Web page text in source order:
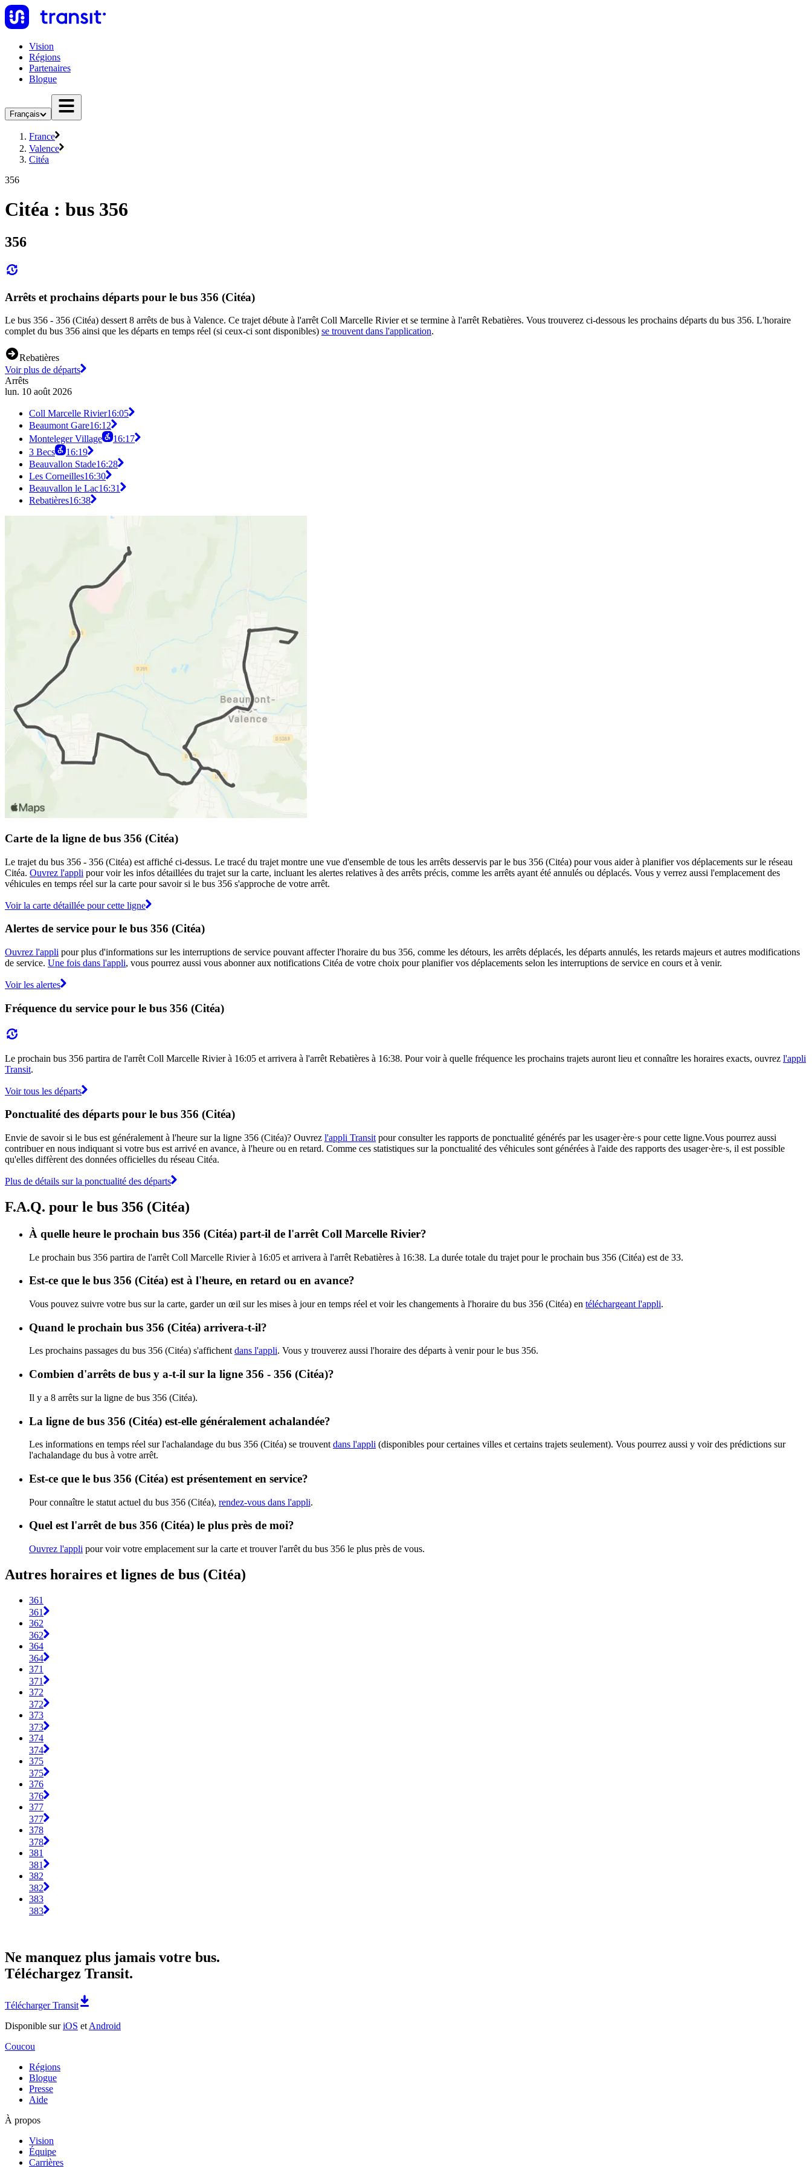
Vision
Régions
Partenaires
Blogue
Français
France
Valence
Citéa
356
Citéa : bus 356
356
Arrêts et prochains départs pour le bus 356 (Citéa)
Le bus 356 - 356 (Citéa) dessert 8 arrêts de bus à Valence. Ce trajet débute à l'arrêt Coll Marcelle Rivier et se termine à l'arrêt Rebatières. Vous trouverez ci-dessous les prochains départs du bus 356. L'horaire
complet du bus 356 ainsi que les départs en temps réel (si ceux-ci sont disponibles) se trouvent dans l'application.
Rebatières
Voir plus de départs
Arrêts
lun. 10 août 2026
Coll Marcelle Rivier16:05
Beaumont Gare16:12
Monteleger Village
16:17
3 Becs
16:19
Beauvallon Stade16:28
Les Corneilles16:30
Beauvallon le Lac16:31
Rebatières16:38
Carte de la ligne de bus 356 (Citéa)
Le trajet du bus 356 - 356 (Citéa) est affiché ci-dessus. Le tracé du trajet montre une vue d'ensemble de tous les arrêts desservis par le bus 356 (Citéa) pour vous aider à planifier vos déplacements sur le réseau
Citéa. Ouvrez l'appli pour voir les infos détaillées du trajet sur la carte, incluant les alertes relatives à des arrêts précis, comme les arrêts ayant été annulés ou déplacés. Vous y verrez aussi l'emplacement des
véhicules en temps réel sur la carte pour savoir si le bus 356 s'approche de votre arrêt.
Voir la carte détaillée pour cette ligne
Alertes de service pour le bus 356 (Citéa)
Ouvrez l'appli pour plus d'informations sur les interruptions de service pouvant affecter l'horaire du bus 356, comme les détours, les arrêts déplacés, les départs annulés, les retards majeurs et autres modifications
de service. Une fois dans l'appli, vous pourrez aussi vous abonner aux notifications Citéa de votre choix pour planifier vos déplacements selon les interruptions de service en cours et à venir.
Voir les alertes
Fréquence du service pour le bus 356 (Citéa)
Le prochain bus 356 partira de l'arrêt Coll Marcelle Rivier à 16:05 et arrivera à l'arrêt Rebatières à 16:38. Pour voir à quelle fréquence les prochains trajets auront lieu et connaître les horaires exacts, ouvrez l'appli
Transit.
Voir tous les départs
Ponctualité des départs pour le bus 356 (Citéa)
Envie de savoir si le bus est généralement à l'heure sur la ligne 356 (Citéa)? Ouvrez l'appli Transit pour consulter les rapports de ponctualité générés par les usager·ère·s pour cette ligne.Vous pourrez aussi
contribuer en nous indiquant si votre bus est arrivé en avance, à l'heure ou en retard. Comme ces statistiques sur la ponctualité des véhicules sont générées à l'aide des rapports des usager·ère·s, il est possible
qu'elles diffèrent des données officielles du réseau Citéa.
Plus de détails sur la ponctualité des départs
F.A.Q. pour le bus 356 (Citéa)
À quelle heure le prochain bus 356 (Citéa) part-il de l'arrêt Coll Marcelle Rivier?
Le prochain bus 356 partira de l'arrêt Coll Marcelle Rivier à 16:05 et arrivera à l'arrêt Rebatières à 16:38. La durée totale du trajet pour le prochain bus 356 (Citéa) est de 33.
Est-ce que le bus 356 (Citéa) est à l'heure, en retard ou en avance?
Vous pouvez suivre votre bus sur la carte, garder un œil sur les mises à jour en temps réel et voir les changements à l'horaire du bus 356 (Citéa) en téléchargeant l'appli.
Quand le prochain bus 356 (Citéa) arrivera-t-il?
Les prochains passages du bus 356 (Citéa) s'affichent dans l'appli. Vous y trouverez aussi l'horaire des départs à venir pour le bus 356.
Combien d'arrêts de bus y a-t-il sur la ligne 356 - 356 (Citéa)?
Il y a 8 arrêts sur la ligne de bus 356 (Citéa).
La ligne de bus 356 (Citéa) est-elle généralement achalandée?
Les informations en temps réel sur l'achalandage du bus 356 (Citéa) se trouvent dans l'appli (disponibles pour certaines villes et certains trajets seulement). Vous pourrez aussi y voir des prédictions sur
l'achalandage du bus à votre arrêt.
Est-ce que le bus 356 (Citéa) est présentement en service?
Pour connaître le statut actuel du bus 356 (Citéa), rendez-vous dans l'appli.
Quel est l'arrêt de bus 356 (Citéa) le plus près de moi?
Ouvrez l'appli pour voir votre emplacement sur la carte et trouver l'arrêt du bus 356 le plus près de vous.
Autres horaires et lignes de bus (Citéa)
361
361
362
362
364
364
371
371
372
372
373
373
374
374
375
375
376
376
377
377
378
378
381
381
382
382
383
383
Ne manquez plus jamais votre bus.
Téléchargez Transit.
Télécharger Transit
Disponible suriOS et Android
Coucou
Régions
Blogue
Presse
Aide
À propos
Vision
Équipe
Carrières